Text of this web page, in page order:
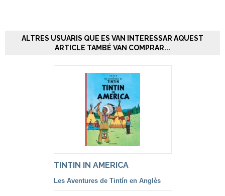
ALTRES USUARIS QUE ES VAN INTERESSAR AQUEST
ARTICLE TAMBÉ VAN COMPRAR...
TINTIN IN AMERICA
Les Aventures de Tintín en Anglès